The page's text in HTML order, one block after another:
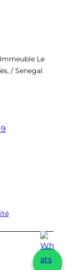
Le
/ Senegal